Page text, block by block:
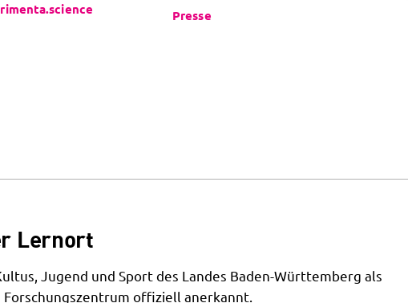
Presse
Lernort
Jugend und Sport des Landes Baden-Württemberg als
offiziell anerkannt.